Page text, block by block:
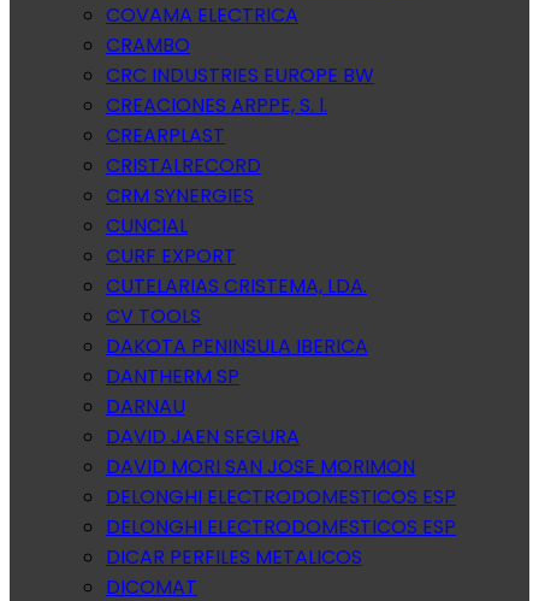
COVAMA ELECTRICA
CRAMBO
CRC INDUSTRIES EUROPE BW
CREACIONES ARPPE, S. l.
CREARPLAST
CRISTALRECORD
CRM SYNERGIES
CUNCIAL
CURF EXPORT
CUTELARIAS CRISTEMA, LDA.
CV TOOLS
DAKOTA PENINSULA IBERICA
DANTHERM SP
DARNAU
DAVID JAEN SEGURA
DAVID MORI SAN JOSE MORIMON
DELONGHI ELECTRODOMESTICOS ESP
DELONGHI ELECTRODOMESTICOS ESP
DICAR PERFILES METALICOS
DICOMAT